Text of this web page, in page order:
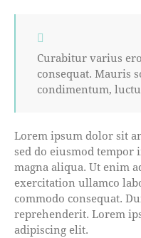
Curabitur varius
consequat. Mauris
condimentum,
Lorem ipsum dolor sit
sed do eiusmod
magna aliqua. Ut enim
exercitation ullamco
commodo consequat.
reprehenderit. Lorem
adipiscing elit.